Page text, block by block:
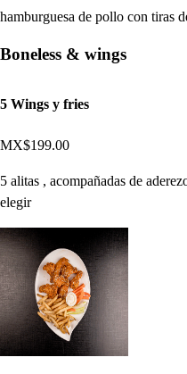
hamburguesa de pollo con tiras
Boneless & wings
5 Wings y fries
MX$199.00
5 alitas , acompañadas de
elegir